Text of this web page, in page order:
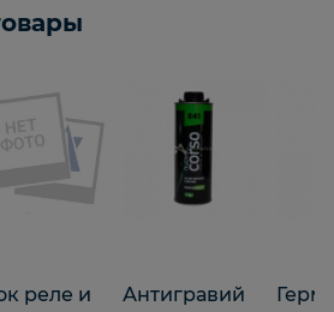
реле и Антигравий